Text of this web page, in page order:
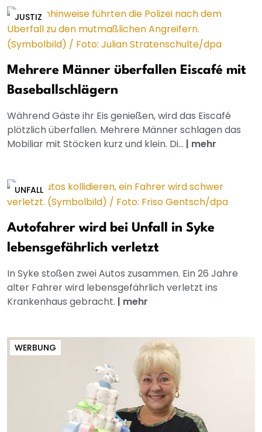
JUSTIZ
Mehrere Männer überfallen Eiscafé mit
Baseballschlägern
Während Gäste ihr Eis genießen, wird das Eiscafé
plötzlich überfallen. Mehrere Männer schlagen das
Mobiliar mit Stöcken kurz und klein. Di... | mehr
UNFALL
Autofahrer wird bei Unfall in Syke
lebensgefährlich verletzt
In Syke stoßen zwei Autos zusammen. Ein 26 Jahre
alter Fahrer wird lebensgefährlich verletzt ins
Krankenhaus gebracht. | mehr
WERBUNG